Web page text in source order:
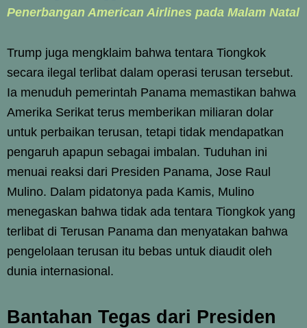
Penerbangan American Airlines pada Malam Natal
Trump juga mengklaim bahwa tentara Tiongkok
secara ilegal terlibat dalam operasi terusan tersebut.
Ia menuduh pemerintah Panama memastikan bahwa
Amerika Serikat terus memberikan miliaran dolar
untuk perbaikan terusan, tetapi tidak mendapatkan
pengaruh apapun sebagai imbalan. Tuduhan ini
menuai reaksi dari Presiden Panama, Jose Raul
Mulino. Dalam pidatonya pada Kamis, Mulino
menegaskan bahwa tidak ada tentara Tiongkok yang
terlibat di Terusan Panama dan menyatakan bahwa
pengelolaan terusan itu bebas untuk diaudit oleh
dunia internasional.
Bantahan Tegas dari Presiden